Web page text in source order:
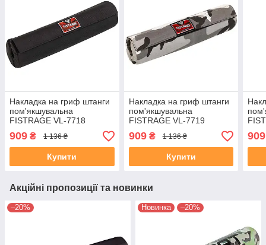
Накладка на гриф штанги
пом'якшувальна
FISTRAGE VL-7718
чорний
909 ₴ 1 136 ₴
Купити
Накладка на гриф штанги
пом'якшувальна
FISTRAGE VL-7719
чорний
909₴ 1 136 ₴
Купити
909
Акційні пропозиції та новинки
–20% Новинка –20%